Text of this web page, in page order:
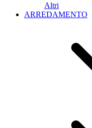
Altri
ARREDAMENTO